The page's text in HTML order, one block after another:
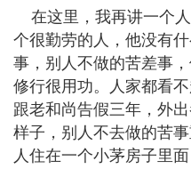
在这里，我再讲一个
个很勤劳的人，他没有
事，别人不做的苦差事
修行很用功。人家都看
跟老和尚告假三年，外
样子，别人不去做的苦
人住在一个小茅房子里